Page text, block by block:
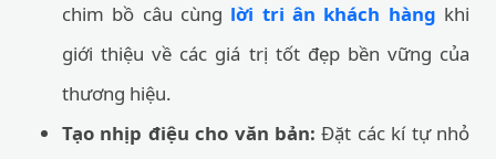
chim bồ câu cùng lời tri ân khách hàng khi
giới thiệu về các giá trị tốt đẹp bền vững của
thương hiệu.
Tạo nhịp điệu cho văn bản: Đặt các kí tự nhỏ